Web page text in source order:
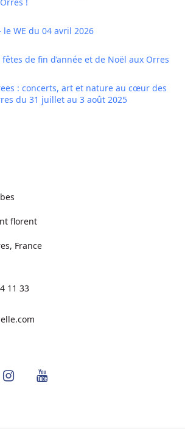
le WE du 04 avril 2026
de fin d’année et de Noël aux Orres
: concerts, art et nature au cœur des
du 31 juillet au 3 août 2025
florent
France
11 33